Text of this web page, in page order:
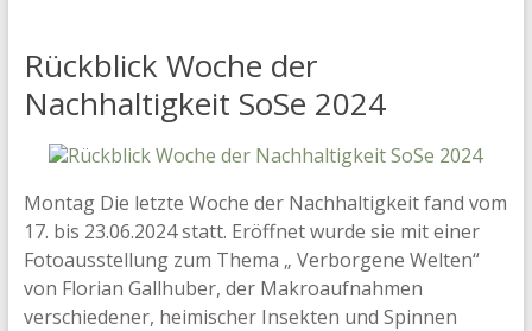
Rückblick Woche der
Nachhaltigkeit SoSe 2024
Montag Die letzte Woche der Nachhaltigkeit fand vom
17. bis 23.06.2024 statt. Eröffnet wurde sie mit einer
Fotoausstellung zum Thema „ Verborgene Welten“
von Florian Gallhuber, der Makroaufnahmen
verschiedener, heimischer Insekten und Spinnen